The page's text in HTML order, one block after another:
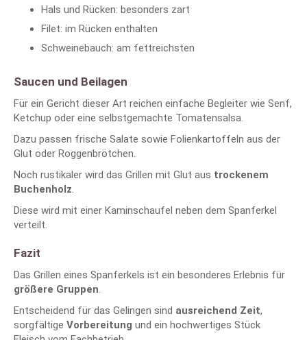
Hals und Rücken: besonders zart
Filet: im Rücken enthalten
Schweinebauch: am fettreichsten
Saucen und Beilagen
Für ein Gericht dieser Art reichen einfache Begleiter wie Senf,
Ketchup oder eine selbstgemachte Tomatensalsa.
Dazu passen frische Salate sowie Folienkartoffeln aus der
Glut oder Roggenbrötchen.
Noch rustikaler wird das Grillen mit Glut aus trockenem
Buchenholz.
Diese wird mit einer Kaminschaufel neben dem Spanferkel
verteilt.
Fazit
Das Grillen eines Spanferkels ist ein besonderes Erlebnis für
größere Gruppen.
Entscheidend für das Gelingen sind ausreichend Zeit,
sorgfältige Vorbereitung und ein hochwertiges Stück